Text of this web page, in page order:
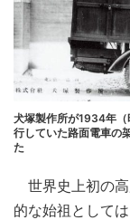
犬塚製作所が1934年
行していた路面電車の
た
世界史上初の
的な始祖として